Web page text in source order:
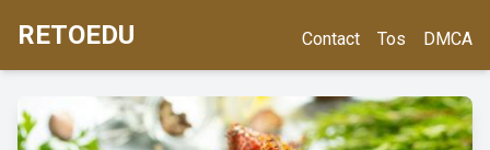
RETOEDU Contact Tos DMCA